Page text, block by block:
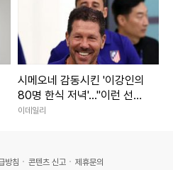
시메오네 감동시킨 '이강인의
80명 한식 저녁'..."이런 선수
필요했다"
이데일리
방침 콘텐츠 신고 제휴문의